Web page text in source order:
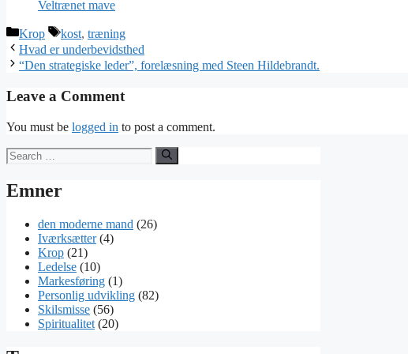
Veltrænet mave
Categories
Krop Tags
kost, træning
Hvad er underbevidsthed
“Den strategiske leder”, forelæsning med Steen Hildebrandt.
Leave a Comment
You must be logged in to post a comment.
Search
for:
Emner
den moderne mand (26)
Iværksætter(4)
Krop (21)
Ledelse (10)
Markesføring (1)
Personlig udvikling (82)
Skilsmisse (56)
Spiritualitet (20)